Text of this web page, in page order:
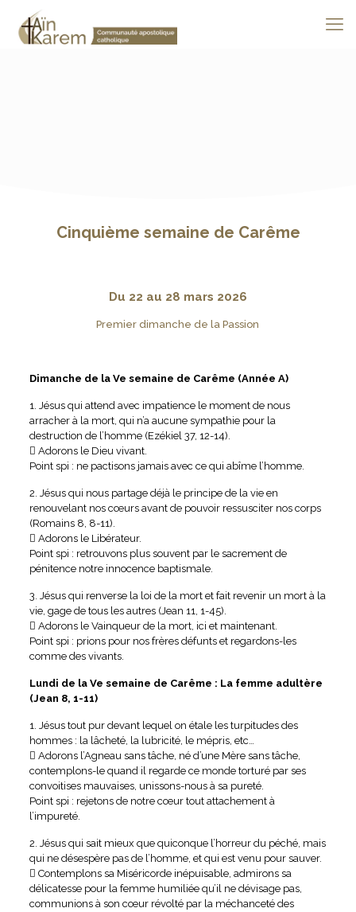
Cinquième semaine de Carême
Du 22 au 28 mars 2026
Premier dimanche de la Passion
Dimanche de la Ve semaine de Carême (Année A)
1. Jésus qui attend avec impatience le moment de nous
arracher à la mort, qui n’a aucune sympathie pour la
destruction de l’homme (Ezékiel 37, 12-14).
 Adorons le Dieu vivant.
Point spi : ne pactisons jamais avec ce qui abîme l’homme.
2. Jésus qui nous partage déjà le principe de la vie en
renouvelant nos cœurs avant de pouvoir ressusciter nos corps
(Romains 8, 8-11).
 Adorons le Libérateur.
Point spi : retrouvons plus souvent par le sacrement de
pénitence notre innocence baptismale.
3. Jésus qui renverse la loi de la mort et fait revenir un mort à la
vie, gage de tous les autres (Jean 11, 1-45).
 Adorons le Vainqueur de la mort, ici et maintenant.
Point spi : prions pour nos frères défunts et regardons-les
comme des vivants.
Lundi de la Ve semaine de Carême : La femme adultère
(Jean 8, 1-11)
1. Jésus tout pur devant lequel on étale les turpitudes des
hommes : la lâcheté, la lubricité, le mépris, etc…
 Adorons l’Agneau sans tâche, né d’une Mère sans tâche,
contemplons-le quand il regarde ce monde torturé par ses
convoitises mauvaises, unissons-nous à sa pureté.
Point spi : rejetons de notre cœur tout attachement à
l’impureté.
2. Jésus qui sait mieux que quiconque l’horreur du péché, mais
qui ne désespère pas de l’homme, et qui est venu pour sauver.
 Contemplons sa Miséricorde inépuisable, admirons sa
délicatesse pour la femme humiliée qu’il ne dévisage pas,
communions à son cœur révolté par la méchanceté des